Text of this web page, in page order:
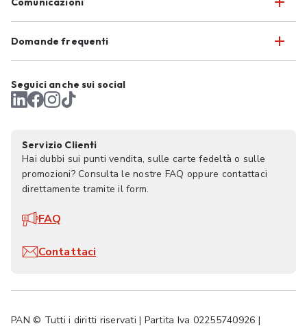
Domande frequenti
Seguici anche sui social
Servizio Clienti
Hai dubbi sui punti vendita, sulle carte fedeltà o sulle
promozioni? Consulta le nostre FAQ oppure contattaci
direttamente tramite il form.
FAQ
Contattaci
PAN © Tutti i diritti riservati | Partita Iva 02255740926 |